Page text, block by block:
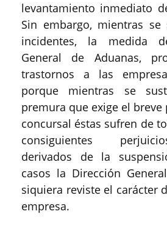
levantamiento inmediato
Sin embargo, mientras se
incidentes, la medida
General de Aduanas,
trastornos a las
porque mientras se
premura que exige el
concursal éstas sufren de
consiguientes
derivados de la
casos la Dirección
siquiera reviste el carácter
empresa.